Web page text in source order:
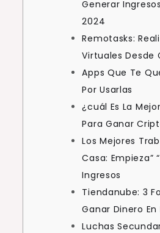
Generar
2024
Remotasks:
Virtuales Desde
Apps Que Te
Por Usarlas
¿cuál Es La
Para Ganar
Los Mejores
Casa: Empieza”
Ingresos
Tiendanube: 3
Ganar Dinero
Luchas